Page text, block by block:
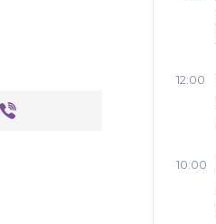
12:00
10:00